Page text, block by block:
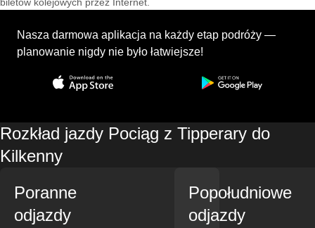
Nasza darmowa aplikacja na każdy etap podróży —
planowanie nigdy nie było łatwiejsze!
Rozkład jazdy Pociąg z Tipperary do
Kilkenny
Poranne
odjazdy
Popołudniowe
odjazdy